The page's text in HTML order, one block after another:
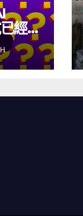
經幾